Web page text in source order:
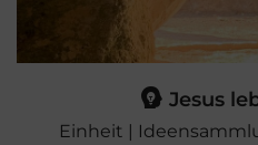
Jesus
Einheit |